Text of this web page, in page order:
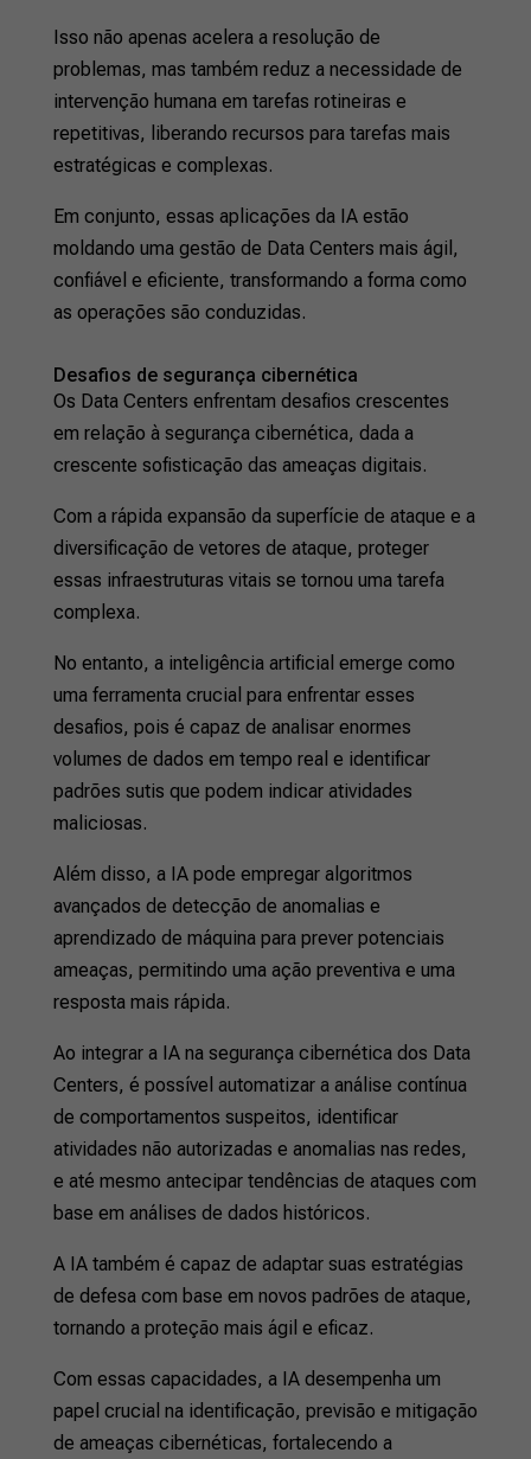
Isso não apenas acelera a resolução de
problemas, mas também reduz a necessidade de
intervenção humana em tarefas rotineiras e
repetitivas, liberando recursos para tarefas mais
estratégicas e complexas.
Em conjunto, essas aplicações da IA estão
moldando uma gestão de Data Centers mais ágil,
confiável e eficiente, transformando a forma como
as operações são conduzidas.
Desafios de segurança cibernética
Os Data Centers enfrentam desafios crescentes
em relação à segurança cibernética, dada a
crescente sofisticação das ameaças digitais.
Com a rápida expansão da superfície de ataque e a
diversificação de vetores de ataque, proteger
essas infraestruturas vitais se tornou uma tarefa
complexa.
No entanto, a inteligência artificial emerge como
uma ferramenta crucial para enfrentar esses
desafios, pois é capaz de analisar enormes
volumes de dados em tempo real e identificar
padrões sutis que podem indicar atividades
maliciosas.
Além disso, a IA pode empregar algoritmos
avançados de detecção de anomalias e
aprendizado de máquina para prever potenciais
ameaças, permitindo uma ação preventiva e uma
resposta mais rápida.
Ao integrar a IA na segurança cibernética dos Data
Centers, é possível automatizar a análise contínua
de comportamentos suspeitos, identificar
atividades não autorizadas e anomalias nas redes,
e até mesmo antecipar tendências de ataques com
base em análises de dados históricos.
A IA também é capaz de adaptar suas estratégias
de defesa com base em novos padrões de ataque,
tornando a proteção mais ágil e eficaz.
Com essas capacidades, a IA desempenha um
papel crucial na identificação, previsão e mitigação
de ameaças cibernéticas, fortalecendo a